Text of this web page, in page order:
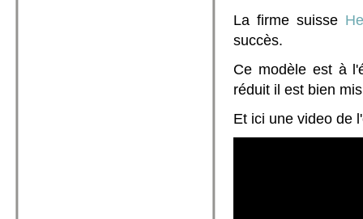
La firme suisse
succès.
Ce modèle est à
réduit il est bien
Et ici une video de